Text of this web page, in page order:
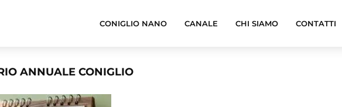
CONIGLIO NANO CANALE CHI SIAMO CONTATTI
ANNUALE CONIGLIO